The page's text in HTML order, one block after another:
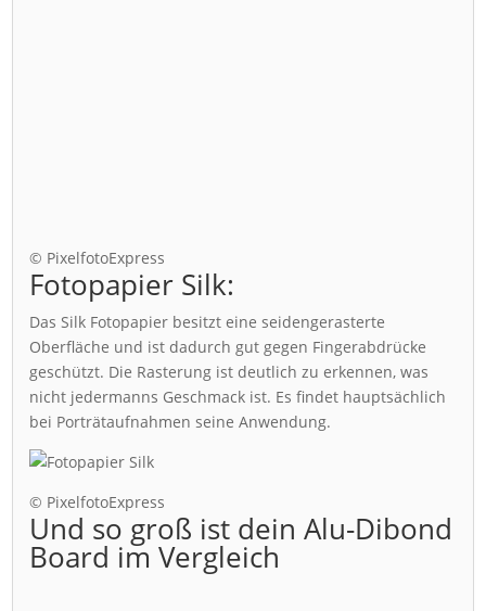
© PixelfotoExpress
Fotopapier Silk:
Das Silk Fotopapier besitzt eine seidengerasterte
Oberfläche und ist dadurch gut gegen Fingerabdrücke
geschützt. Die Rasterung ist deutlich zu erkennen, was
nicht jedermanns Geschmack ist. Es findet hauptsächlich
bei Porträtaufnahmen seine Anwendung.
© PixelfotoExpress
Und so groß ist dein Alu-Dibond
Board im Vergleich